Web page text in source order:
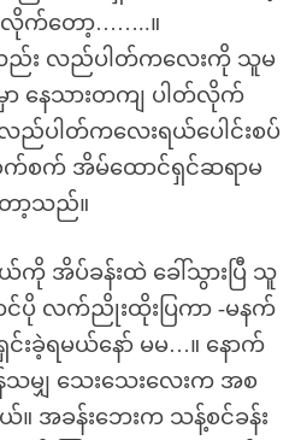
လိုက်တော့……..။
ည်း လည်ပါတ်ကလေးကို သူမ
နေသားတကျ ပါတ်လိုက်
ပါတ်ကလေးရယ်ပေါင်းစပ်
စက် အိမ်ထောင်ရှင်ဆရာမ
ော့သည်။
အိပ်ခန်းထဲ ခေါ်သွားပြီ သူ
ပို လက်ညိုးထိုးပြကာ -မနက်
းခဲ့ရမယ်နော် မမ…။ နောက်
သမျှ သေးသေးလေးက အစ
အခန်းဘေးက သန့်စင်ခန်း